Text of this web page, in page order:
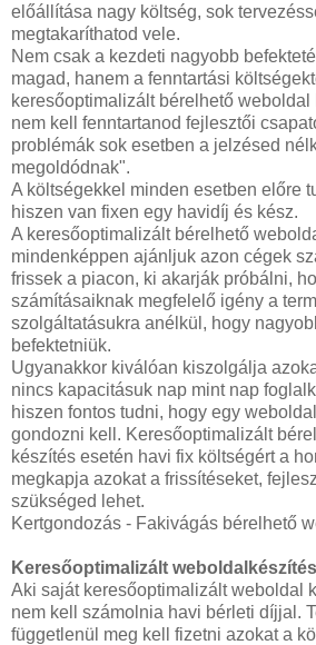
előállítása nagy költség, sok
megtakaríthatod vele.
Nem csak a kezdeti nagyobb
magad, hanem a fenntartási
keresőoptimalizált bérelhető
nem kell fenntartanod fejlesztői
problémák sok esetben a jelzésed
megoldódnak".
A költségekkel minden esetben előre
hiszen van fixen egy havidíj és kész.
A keresőoptimalizált bérelhető
mindenképpen ajánljuk azon cégek
frissek a piacon, ki akarják próbálni,
számításaiknak megfelelő igény a
szolgáltatásukra anélkül, hogy
befektetniük.
Ugyanakkor kiválóan kiszolgálja
nincs kapacitásuk nap mint nap
hiszen fontos tudni, hogy egy
gondozni kell. Keresőoptimalizált
készítés esetén havi fix költségért a
megkapja azokat a frissítéseket,
szükséged lehet.
Kertgondozás - Fakivágás bérelhető
Keresőoptimalizált
Aki saját keresőoptimalizált weboldal
nem kell számolnia havi bérleti díjjal.
függetlenül meg kell fizetni azokat a